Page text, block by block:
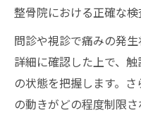
整骨院における正確な検
問診や視診で痛みの発
詳細に確認した上で、
の状態を把握します。
の動きがどの程度制限